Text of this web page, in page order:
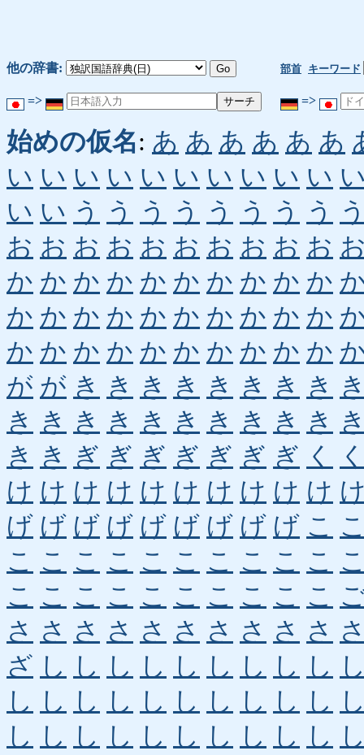
他の辞書: 部首 キーワード
=> =>
始めの仮名: あ あ あ あ あ あ
い い い い い い い い い い
い い う う う う う う う う
お お お お お お お お お お
か か か か か か か か か か
か か か か か か か か か か
か か か か か か か か か か
が が き き き き き き き き
き き き き き き き き き き
き き ぎ ぎ ぎ ぎ ぎ ぎ ぎ く
け け け け け け け け け け
げ げ げ げ げ げ げ げ げ こ
こ こ こ こ こ こ こ こ こ こ
こ こ こ こ こ こ こ こ こ こ
さ さ さ さ さ さ さ さ さ さ
ざ し し し し し し し し し
し し し し し し し し し し
し し し し し し し し し し